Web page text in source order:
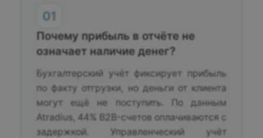
01
Почему прибыль в отчёте не
означает наличие денег?
Бухгалтерский учёт фиксирует прибыль
по факту отгрузки, но деньги от клиента
могут ещё не поступить. По данным
Atradius, 44% B2B-счетов оплачиваются с
задержкой. Управленческий учёт